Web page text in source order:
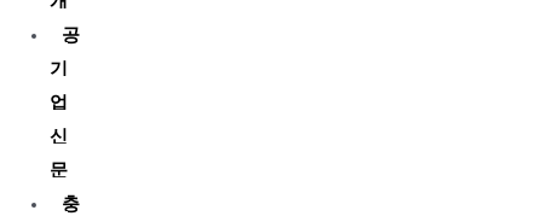
공
기
업
신
문
충